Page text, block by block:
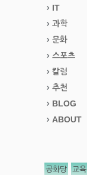
IT
과학
문화
스포츠
칼럼
추천
BLOG
ABOUT
공화당 교육